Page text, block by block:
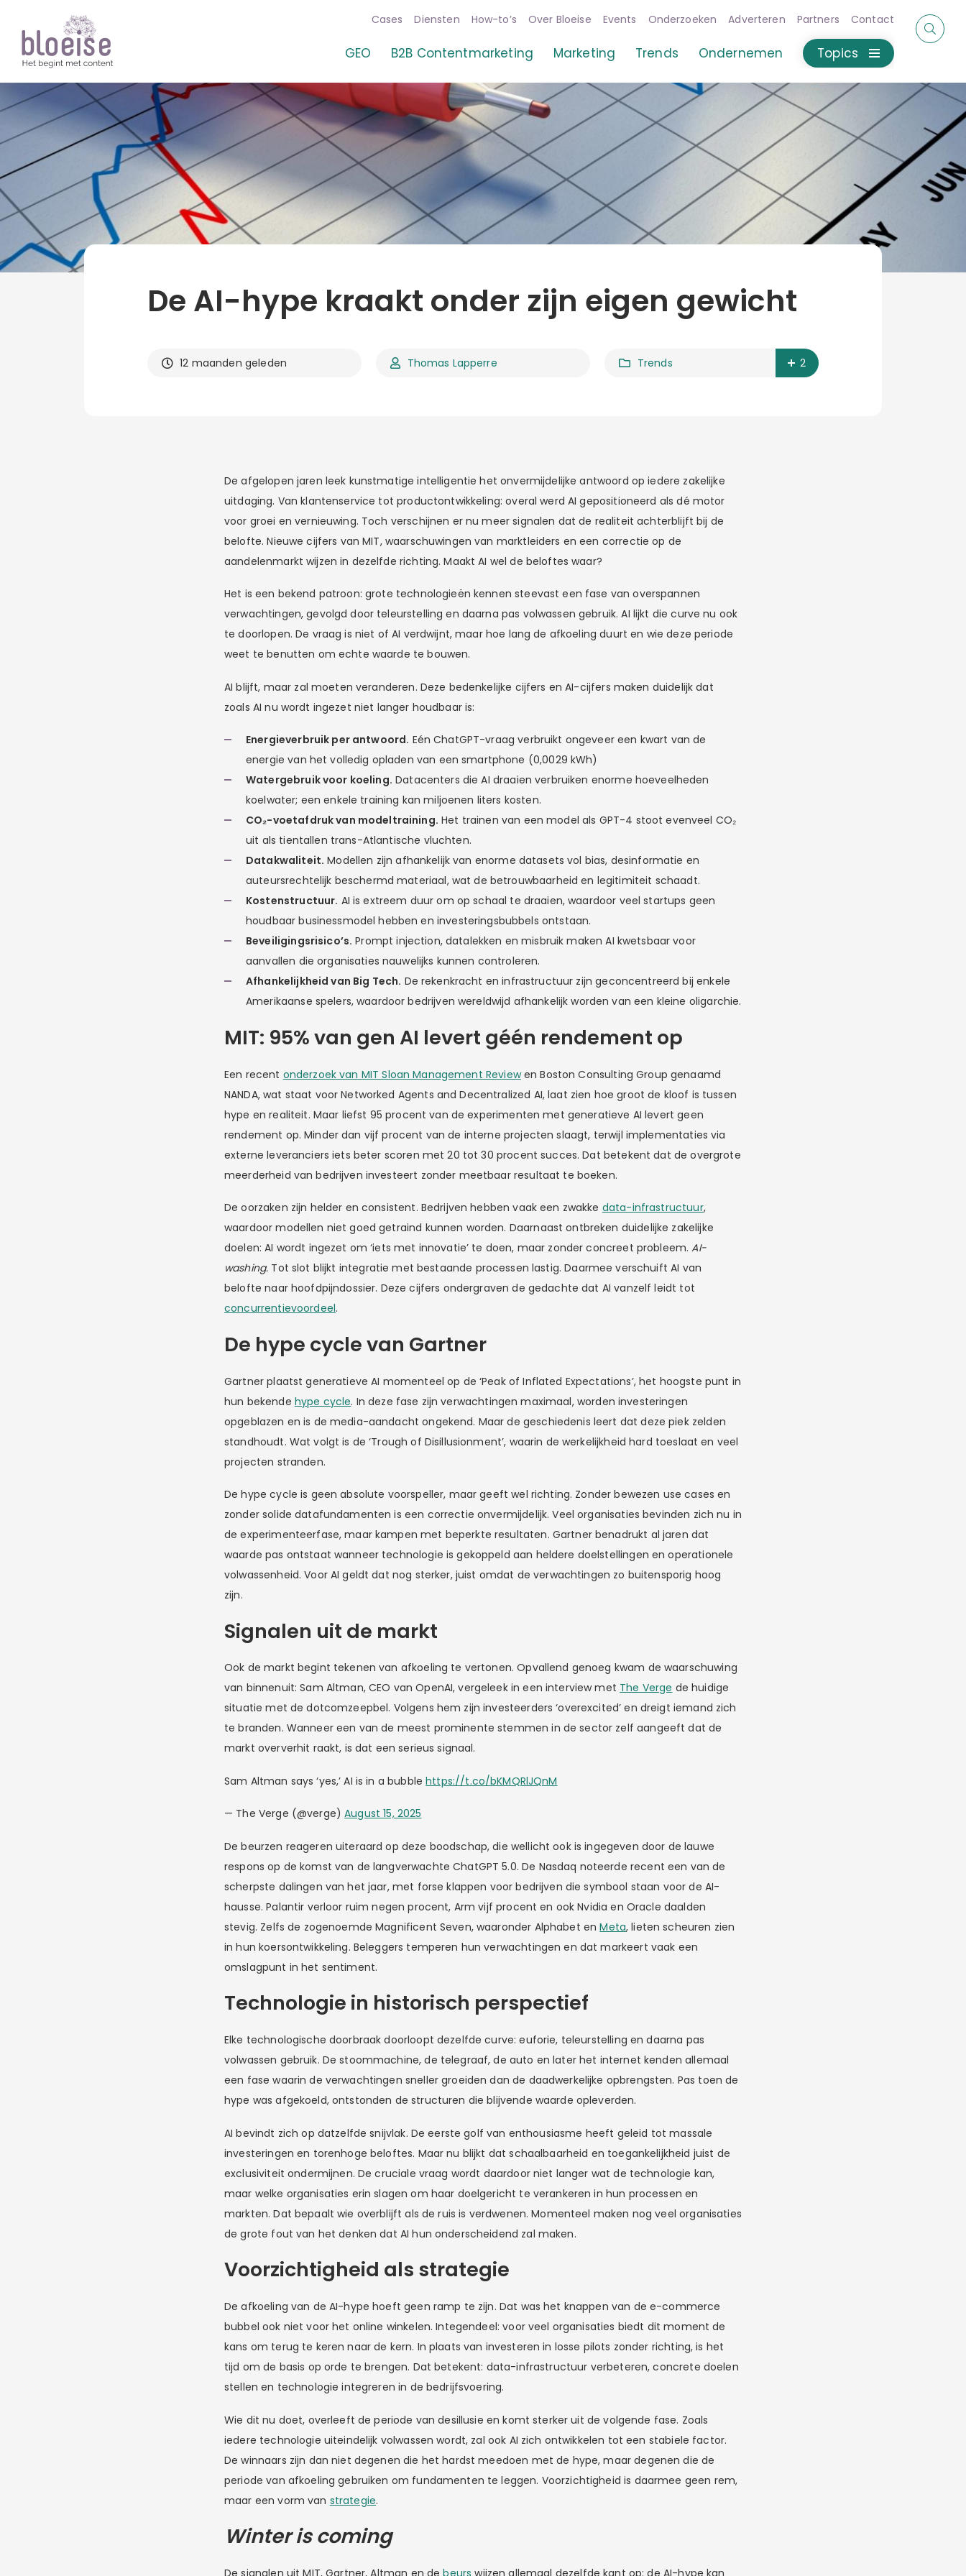
Artikelen
Cases Diensten How-to’s Over Bloeise Events Onderzoeken Adverteren Partners Contact
GEO B2B Contentmarketing Marketing Trends Ondernemen Topics
De AI-hype kraakt onder zijn eigen gewicht
12 maanden geleden Thomas Lapperre Trends 2
De afgelopen jaren leek kunstmatige intelligentie het onvermijdelijke antwoord op iedere zakelijke
uitdaging. Van klantenservice tot productontwikkeling: overal werd AI gepositioneerd als dé motor
voor groei en vernieuwing. Toch verschijnen er nu meer signalen dat de realiteit achterblijft bij de
belofte. Nieuwe cijfers van MIT, waarschuwingen van marktleiders en een correctie op de
aandelenmarkt wijzen in dezelfde richting. Maakt AI wel de beloftes waar?
Het is een bekend patroon: grote technologieën kennen steevast een fase van overspannen
verwachtingen, gevolgd door teleurstelling en daarna pas volwassen gebruik. AI lijkt die curve nu ook
te doorlopen. De vraag is niet of AI verdwijnt, maar hoe lang de afkoeling duurt en wie deze periode
weet te benutten om echte waarde te bouwen.
AI blijft, maar zal moeten veranderen. Deze bedenkelijke cijfers en AI-cijfers maken duidelijk dat
zoals AI nu wordt ingezet niet langer houdbaar is:
Energieverbruik per antwoord. Eén ChatGPT-vraag verbruikt ongeveer een kwart van de
energie van het volledig opladen van een smartphone (0,0029 kWh)
Watergebruik voor koeling. Datacenters die AI draaien verbruiken enorme hoeveelheden
koelwater; een enkele training kan miljoenen liters kosten.
CO₂-voetafdruk van modeltraining. Het trainen van een model als GPT-4 stoot evenveel CO₂
uit als tientallen trans-Atlantische vluchten.
Datakwaliteit. Modellen zijn afhankelijk van enorme datasets vol bias, desinformatie en
auteursrechtelijk beschermd materiaal, wat de betrouwbaarheid en legitimiteit schaadt.
Kostenstructuur. AI is extreem duur om op schaal te draaien, waardoor veel startups geen
houdbaar businessmodel hebben en investeringsbubbels ontstaan.
Beveiligingsrisico’s. Prompt injection, datalekken en misbruik maken AI kwetsbaar voor
aanvallen die organisaties nauwelijks kunnen controleren.
Afhankelijkheid van Big Tech. De rekenkracht en infrastructuur zijn geconcentreerd bij enkele
Amerikaanse spelers, waardoor bedrijven wereldwijd afhankelijk worden van een kleine oligarchie.
MIT: 95% van gen AI levert géén rendement op
Een recent onderzoek van MIT Sloan Management Reviewen Boston Consulting Group genaamd
NANDA, wat staat voor Networked Agents and Decentralized AI, laat zien hoe groot de kloof is tussen
hype en realiteit. Maar liefst 95 procent van de experimenten met generatieve AI levert geen
rendement op. Minder dan vijf procent van de interne projecten slaagt, terwijl implementaties via
externe leveranciers iets beter scoren met 20 tot 30 procent succes. Dat betekent dat de overgrote
meerderheid van bedrijven investeert zonder meetbaar resultaat te boeken.
De oorzaken zijn helder en consistent. Bedrijven hebben vaak een zwakke data-infrastructuur,
waardoor modellen niet goed getraind kunnen worden. Daarnaast ontbreken duidelijke zakelijke
doelen: AI wordt ingezet om ‘iets met innovatie’ te doen, maar zonder concreet probleem.AI-
washing. Tot slot blijkt integratie met bestaande processen lastig. Daarmee verschuift AI van
belofte naar hoofdpijndossier. Deze cijfers ondergraven de gedachte dat AI vanzelf leidt tot
concurrentievoordeel.
De hype cycle van Gartner
Gartner plaatst generatieve AI momenteel op de ‘Peak of Inflated Expectations’, het hoogste punt in
hun bekende hype cycle. In deze fase zijn verwachtingen maximaal, worden investeringen
opgeblazen en is de media-aandacht ongekend. Maar de geschiedenis leert dat deze piek zelden
standhoudt. Wat volgt is de ‘Trough of Disillusionment’, waarin de werkelijkheid hard toeslaat en veel
projecten stranden.
De hype cycle is geen absolute voorspeller, maar geeft wel richting. Zonder bewezen use cases en
zonder solide datafundamenten is een correctie onvermijdelijk. Veel organisaties bevinden zich nu in
de experimenteerfase, maar kampen met beperkte resultaten. Gartner benadrukt al jaren dat
waarde pas ontstaat wanneer technologie is gekoppeld aan heldere doelstellingen en operationele
volwassenheid. Voor AI geldt dat nog sterker, juist omdat de verwachtingen zo buitensporig hoog
zijn.
Signalen uit de markt
Ook de markt begint tekenen van afkoeling te vertonen. Opvallend genoeg kwam de waarschuwing
van binnenuit: Sam Altman, CEO van OpenAI, vergeleek in een interview met The Verge de huidige
situatie met de dotcomzeepbel. Volgens hem zijn investeerders ‘overexcited’ en dreigt iemand zich
te branden. Wanneer een van de meest prominente stemmen in de sector zelf aangeeft dat de
markt oververhit raakt, is dat een serieus signaal.
Sam Altman says ‘yes,’ AI is in a bubblehttps://t.co/bKMQRlJQnM
— The Verge (@verge)August 15, 2025
De beurzen reageren uiteraard op deze boodschap, die wellicht ook is ingegeven door de lauwe
respons op de komst van de langverwachte ChatGPT 5.0. De Nasdaq noteerde recent een van de
scherpste dalingen van het jaar, met forse klappen voor bedrijven die symbool staan voor de AI-
hausse. Palantir verloor ruim negen procent, Arm vijf procent en ook Nvidia en Oracle daalden
stevig. Zelfs de zogenoemde Magnificent Seven, waaronder Alphabet enMeta, lieten scheuren zien
in hun koersontwikkeling. Beleggers temperen hun verwachtingen en dat markeert vaak een
omslagpunt in het sentiment.
Technologie in historisch perspectief
Elke technologische doorbraak doorloopt dezelfde curve: euforie, teleurstelling en daarna pas
volwassen gebruik. De stoommachine, de telegraaf, de auto en later het internet kenden allemaal
een fase waarin de verwachtingen sneller groeiden dan de daadwerkelijke opbrengsten. Pas toen de
hype was afgekoeld, ontstonden de structuren die blijvende waarde opleverden.
AI bevindt zich op datzelfde snijvlak. De eerste golf van enthousiasme heeft geleid tot massale
investeringen en torenhoge beloftes. Maar nu blijkt dat schaalbaarheid en toegankelijkheid juist de
exclusiviteit ondermijnen. De cruciale vraag wordt daardoor niet langer wat de technologie kan,
maar welke organisaties erin slagen om haar doelgericht te verankeren in hun processen en
markten. Dat bepaalt wie overblijft als de ruis is verdwenen. Momenteel maken nog veel organisaties
de grote fout van het denken dat AI hun onderscheidend zal maken.
Voorzichtigheid als strategie
De afkoeling van de AI-hype hoeft geen ramp te zijn. Dat was het knappen van de e-commerce
bubbel ook niet voor het online winkelen. Integendeel: voor veel organisaties biedt dit moment de
kans om terug te keren naar de kern. In plaats van investeren in losse pilots zonder richting, is het
tijd om de basis op orde te brengen. Dat betekent: data-infrastructuur verbeteren, concrete doelen
stellen en technologie integreren in de bedrijfsvoering.
Wie dit nu doet, overleeft de periode van desillusie en komt sterker uit de volgende fase. Zoals
iedere technologie uiteindelijk volwassen wordt, zal ook AI zich ontwikkelen tot een stabiele factor.
De winnaars zijn dan niet degenen die het hardst meedoen met de hype, maar degenen die de
periode van afkoeling gebruiken om fundamenten te leggen. Voorzichtigheid is daarmee geen rem,
maar een vorm van strategie.
Winter is coming